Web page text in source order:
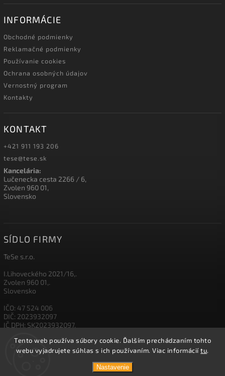
Tento web používa súbory cookie. Ďalším prechádzaním tohto
webu vyjadrujete súhlas s ich používaním. Viac informáciítu.
Nastavenie
INFORMÁCIE
Obchodné podmienky
Reklamačné podmienky
Používanie cookies
Ochrana osobných údajov
Vernostný program
Kontakty
KONTAKT
+421 911 193 206
tese@tese.sk
Kancelária:
Lučenecka cesta 2266 / 6,
Zvolen 960 01,
Slovensko
SÍDLO FIRMY
TeSe s.r.o.
I.Lihoveckého 2021/16,.
Zvolen 960 01,.
Slovensko
IČO: 47 524 006
DIČ: 2023932097
IČ DPH: SK2023932097,
IBAN: SK26 1111 0000 0012 3500 5003